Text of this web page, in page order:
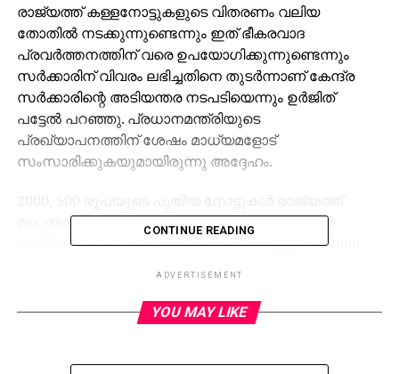
രാജ്യത്ത് കള്ളനോട്ടുകളുടെ വിതരണം വലിയ
തോതില്‍ നടക്കുന്നുണ്ടെന്നും ഇത് ഭീകരവാദ
പ്രവര്‍ത്തനത്തിന് വരെ ഉപയോഗിക്കുന്നുണ്ടെന്നും
സര്‍ക്കാരിന് വിവരം ലഭിച്ചതിനെ തുടര്‍ന്നാണ് കേന്ദ്ര
സര്‍ക്കാരിന്റെ അടിയന്തര നടപടിയെന്നും ഉര്‍ജിത്
പട്ടേല്‍ പറഞ്ഞു. പ്രധാനമന്ത്രിയുടെ
പ്രഖ്യാപനത്തിന് ശേഷം മാധ്യമളോട്
സംസാരിക്കുകയുമായിരുന്നു അദ്ദേഹം.
മറ്റെന്നാള്‍ മുതല്‍ വിതരണത്തിനെത്തുക. ഇതില്‍
പുതിയ 500 രൂപ ചെങ്കോട്ടയുടെ ചിത്രമുള്ളതും 2000
വ്യക്തത വന്നിട്ടില്ല.
ദിനസത്തിനകം മാറ്റി വാങ്ങാം. ബാങ്കുകള്‍ക്ക് പുറമെ
CONTINUE READING
ADVERTISEMENT
YOU MAY LIKE